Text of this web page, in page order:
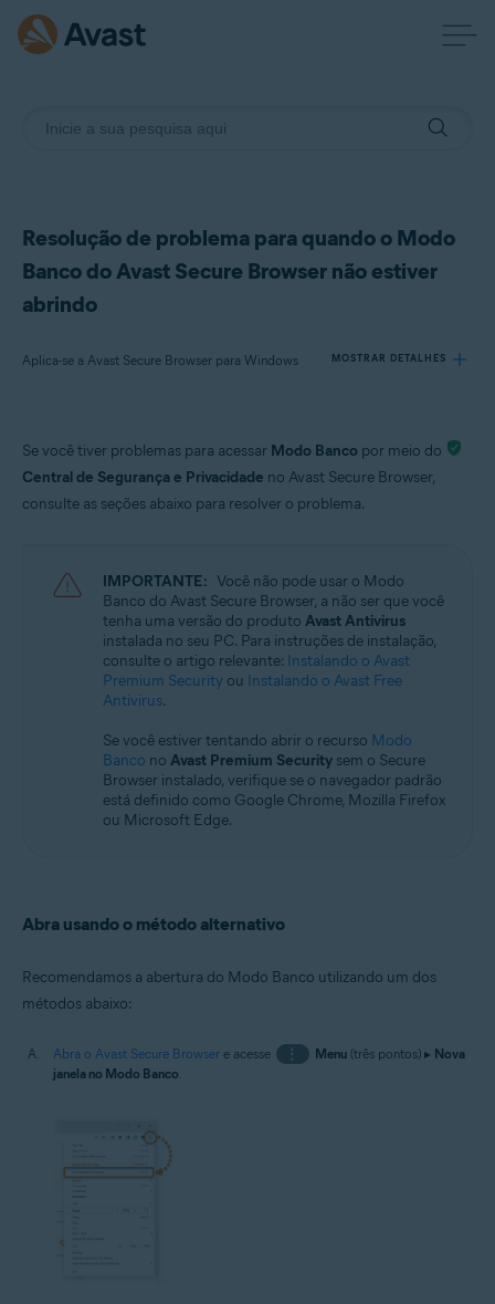
Resolução de problema para quando o Modo
Banco do Avast Secure Browser não estiver
abrindo
Aplica-se a Avast Secure Browser para Windows MOSTRAR DETALHES
Produtos:
Avast Secure Browser 115.x para Windows
Microsoft Windows 10 Home / Pro / Enterprise / Education - 32 / 64-bit
Se você tiver problemas para acessar Modo Banco por meio do
Central de Segurança e Privacidade no Avast Secure Browser,
consulte as seções abaixo para resolver o problema.
IMPORTANTE: Você não pode usar o Modo
Banco do Avast Secure Browser, a não ser que você
tenha uma versão do produto Avast Antivirus
instalada no seu PC. Para instruções de instalação,
consulte o artigo relevante: Instalando o Avast
Premium Security ou Instalando o Avast Free
Antivirus.
Se você estiver tentando abrir o recurso Modo
Banco no Avast Premium Security sem o Secure
Browser instalado, verifique se o navegador padrão
está definido como Google Chrome, Mozilla Firefox
ou Microsoft Edge.
Abra usando o método alternativo
Recomendamos a abertura do Modo Banco utilizando um dos
métodos abaixo:
Abra o Avast Secure Browser e acesse ⋮ Menu(três pontos) ▸ Nova
janela no Modo Banco.